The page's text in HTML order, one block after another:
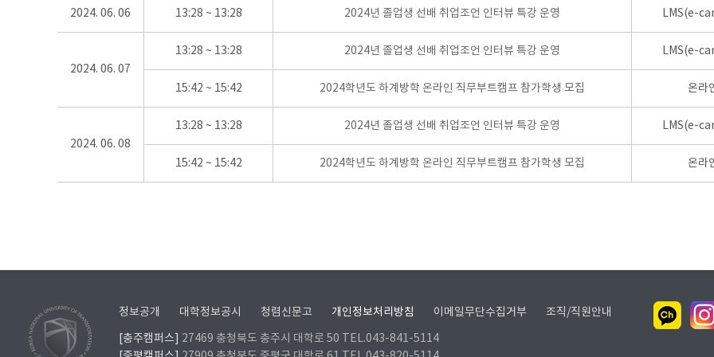
2024. 06. 06 13:28 ~ 13:28 2024년 졸업생 선배 취업조언 인터뷰 특강 운영 LMS(e-
2024. 06. 07
13:28 ~ 13:28 2024년 졸업생 선배 취업조언 인터뷰 특강 운영 LMS(e-
15:42 ~ 15:42 2024학년도 하계방학 온라인 직무부트캠프 참가학생 모집 온라
2024. 06. 08
13:28 ~ 13:28 2024년 졸업생 선배 취업조언 인터뷰 특강 운영 LMS(e-
15:42 ~ 15:42 2024학년도 하계방학 온라인 직무부트캠프 참가학생 모집 온라
정보공개 대학정보공시 청렴신문고 개인정보처리방침 이메일무단수집거부 조직/직원안내
[충주캠퍼스]
27469 충청북도 충주시 대학로 50 TEL.043-841-5114